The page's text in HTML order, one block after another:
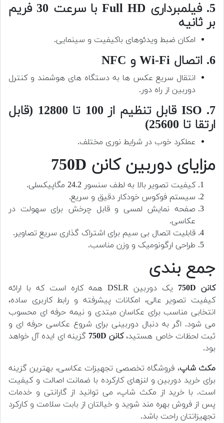
5. فیلمبرداری Full HD با سرعت 30 فریم
بر ثانیه
امکان ضبط ویدئوهای باکیفیت و سینمایی.
6. اتصال Wi-Fi و NFC
انتقال سریع عکس ها به دستگاه های هوشمند و کنترل
دوربین از راه دور.
7. ISO قابل تنظیم از 100 تا 12800 (قابل
ارتقا تا 25600)
عملکرد خوب در شرایط نوری مختلف.
مزایای دوربین کانن 750D
کیفیت تصویر بالا به لطف سنسور 24.2 مگاپیکسلی.
سیستم فوکوس خودکار دقیق و سریع.
صفحه نمایش لمسی و قابل چرخش برای سهولت در
عکاسی.
قابلیت اتصال بی سیم برای اشتراک گذاری سریع تصاویر.
طراحی ارگونومیک و وزن مناسب.
جمع بندی
کانن 750D
یک دوربین DSLR همه کاره است که با ارائه
کیفیت تصویر عالی، امکانات پیشرفته و رابط کاربری ساده،
انتخابی مناسب برای عکاسان مبتدی و نیمه حرفه ای محسوب
می شود. اگر به دنبال دوربینی برای شروع عکاسی حرفه ای و
ثبت لحظات خاص هستید،کانن 750D
گزینه ای ایده آل خواهد
بود.
مکث شاپ، فروشگاه تخصصی تجهیزات عکاسی، بهترین گزینه
برای خرید دوربین و لنزهای کارکرده با ضمانت اصالت و کیفیت
است. با خرید از مکث شاپ، می توانید از گارانتی و خدمات
پس از فروش بهره مند شوید و خیالتان از بابت سلامت و کارکرد
تجهیزاتتان راحت باشد.